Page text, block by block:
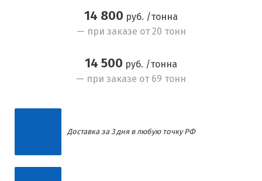
14 800 руб. /тонна
— при заказе от 20 тонн
14 500 руб. /тонна
— при заказе от 69 тонн
Доставка за 3 дня в любую точку РФ